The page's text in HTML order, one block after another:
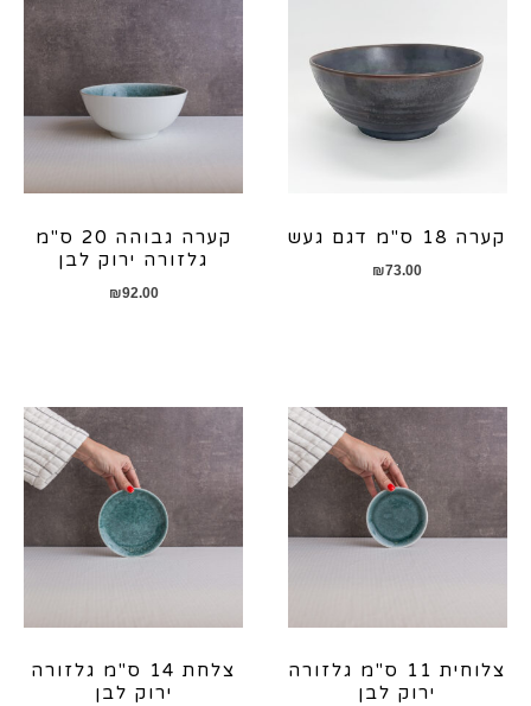
קערה 18 ס"מ דגם געש
₪73.00
קערה גבוהה 20 ס"מ
גלזורה ירוק לבן
₪92.00
צלוחית 11 ס"מ גלזורה
ירוק לבן
צלחת 14 ס"מ גלזורה
ירוק לבן